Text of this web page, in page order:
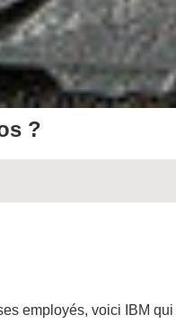
?
employés, voici IBM qui